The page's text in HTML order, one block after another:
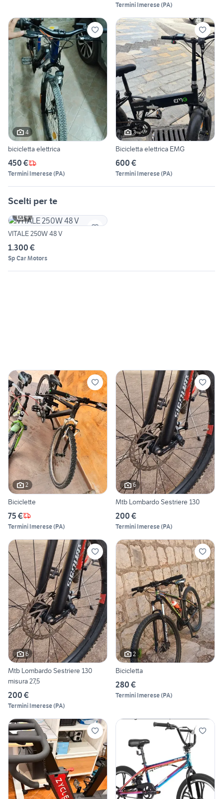
Termini Imerese(PA)
4
bicicletta elettrica
450 €
Termini Imerese(PA)
3
Bicicletta elettrica EMG
600 €
Termini Imerese(PA)
Scelti per te
4
VITALE 250W 48 V
1.300 €
Sp Car Motors
2
Biciclette
75 €
Termini Imerese(PA)
6
Mtb Lombardo Sestriere 130
200 €
Termini Imerese(PA)
6
Mtb Lombardo Sestriere 130
misura 27,5
200 €
Termini Imerese(PA)
2
Bicicletta
280 €
Termini Imerese(PA)